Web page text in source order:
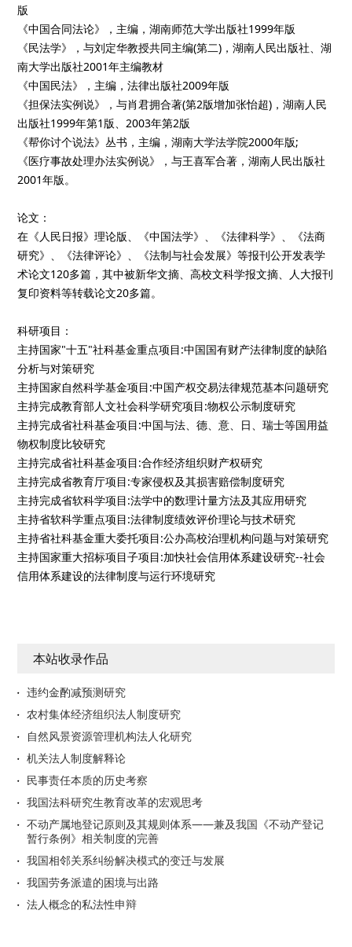
版
《中国合同法论》，主编，湖南师范大学出版社1999年版
《民法学》，与刘定华教授共同主编(第二)，湖南人民出版社、湖
南大学出版社2001年主编教材
《中国民法》，主编，法律出版社2009年版
《担保法实例说》，与肖君拥合著(第2版增加张怡超)，湖南人民
出版社1999年第1版、2003年第2版
《帮你讨个说法》丛书，主编，湖南大学法学院2000年版;
《医疗事故处理办法实例说》，与王喜军合著，湖南人民出版社
2001年版。
论文：
在《人民日报》理论版、《中国法学》、《法律科学》、《法商
研究》、《法律评论》、《法制与社会发展》等报刊公开发表学
术论文120多篇，其中被新华文摘、高校文科学报文摘、人大报刊
复印资料等转载论文20多篇。
科研项目：
主持国家"十五"社科基金重点项目:中国国有财产法律制度的缺陷
分析与对策研究
主持国家自然科学基金项目:中国产权交易法律规范基本问题研究
主持完成教育部人文社会科学研究项目:物权公示制度研究
主持完成省社科基金项目:中国与法、德、意、日、瑞士等国用益
物权制度比较研究
主持完成省社科基金项目:合作经济组织财产权研究
主持完成省教育厅项目:专家侵权及其损害赔偿制度研究
主持完成省软科学项目:法学中的数理计量方法及其应用研究
主持省软科学重点项目:法律制度绩效评价理论与技术研究
主持省社科基金重大委托项目:公办高校治理机构问题与对策研究
主持国家重大招标项目子项目:加快社会信用体系建设研究--社会
信用体系建设的法律制度与运行环境研究
本站收录作品
违约金酌减预测研究
农村集体经济组织法人制度研究
自然风景资源管理机构法人化研究
机关法人制度解释论
民事责任本质的历史考察
我国法科研究生教育改革的宏观思考
不动产属地登记原则及其规则体系——兼及我国《不动产登记
暂行条例》相关制度的完善
我国相邻关系纠纷解决模式的变迁与发展
我国劳务派遣的困境与出路
法人概念的私法性申辩